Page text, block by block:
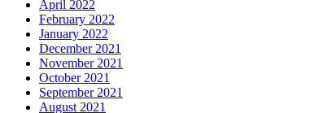
April 2022
February 2022
January 2022
December 2021
November 2021
October 2021
September 2021
August 2021